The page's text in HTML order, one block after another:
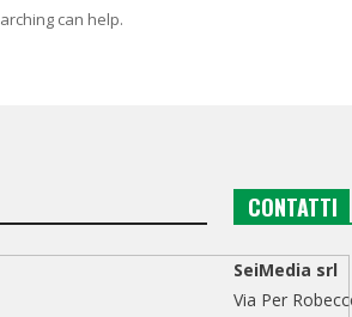
can help.
CONTATTI
SeiMedia srl
Via Per